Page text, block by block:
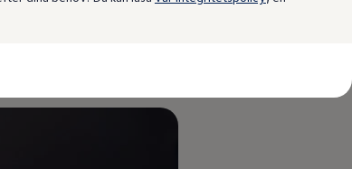
detalj är de nya
och den mjuka